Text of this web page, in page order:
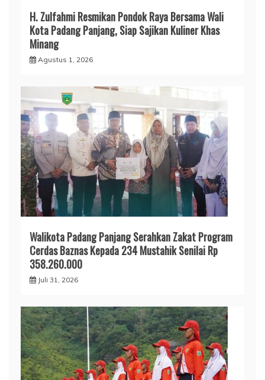
H. Zulfahmi Resmikan Pondok Raya Bersama Wali
Kota Padang Panjang, Siap Sajikan Kuliner Khas
Minang
Agustus 1, 2026
Walikota Padang Panjang Serahkan Zakat Program
Cerdas Baznas Kepada 234 Mustahik Senilai Rp
358.260.000
Juli 31, 2026